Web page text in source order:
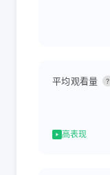
平均观看量 ?
高表现